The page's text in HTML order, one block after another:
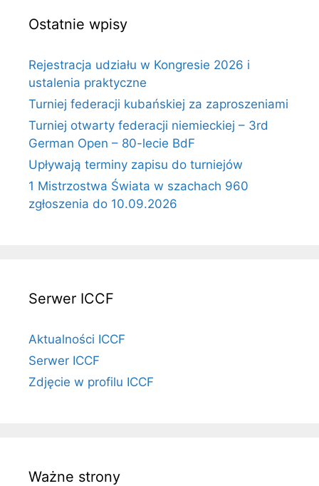
Ostatnie wpisy
Rejestracja udziału w Kongresie 2026 i
ustalenia praktyczne
Turniej federacji kubańskiej za zaproszeniami
Turniej otwarty federacji niemieckiej – 3rd
German Open – 80-lecie BdF
Upływają terminy zapisu do turniejów
1 Mistrzostwa Świata w szachach 960
zgłoszenia do 10.09.2026
Serwer ICCF
Aktualności ICCF
Serwer ICCF
Zdjęcie w profilu ICCF
Ważne strony